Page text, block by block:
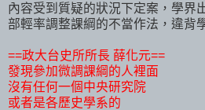
內容受到質疑的狀況下定案，學界
部輕率調整課綱的不當作法，違背
==政大台史所所長 薛化元==
發現參加微調課綱的人裡面
沒有任何一個中央研究院
或者是各歷史學系的